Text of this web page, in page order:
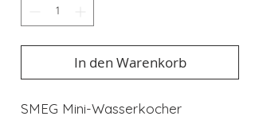
In den Warenkorb
SMEG Mini-Wasserkocher